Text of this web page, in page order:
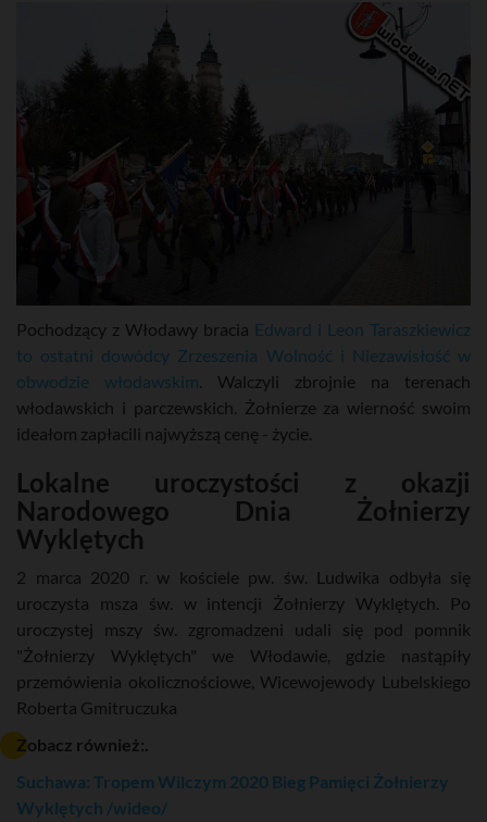
Pochodzący z Włodawy bracia Edward i Leon Taraszkiewicz
to ostatni dowódcy Zrzeszenia Wolność i Niezawisłość w
obwodzie włodawskim . Walczyli zbrojnie na terenach
włodawskich i parczewskich. Żołnierze za wierność swoim
ideałom zapłacili najwyższą cenę - życie.
Lokalne uroczystości z okazji
Narodowego Dnia Żołnierzy
Wyklętych
2 marca 2020 r. w kościele pw. św. Ludwika odbyła się
uroczysta msza św. w intencji Żołnierzy Wyklętych. Po
uroczystej mszy św. zgromadzeni udali się pod pomnik
"Żołnierzy Wyklętych" we Włodawie, gdzie nastąpiły
przemówienia okolicznościowe, Wicewojewody Lubelskiego
Roberta Gmitruczuka
Zobacz również:.
Suchawa: Tropem Wilczym 2020 Bieg Pamięci Żołnierzy
Wyklętych /wideo/